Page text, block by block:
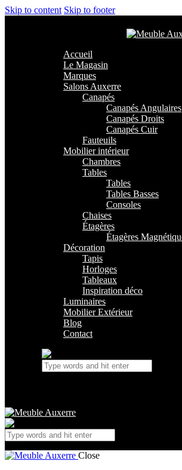
Skip to content Skip to footer
Accueil
Le Magasin
Marques
Salons Auxerre
Canapés
Canapés Angulaires
Canapés Droits
Canapés Cuir
Fauteuils
Mobilier intérieur
Chambres
Tables
Tables
Tables Basses
Consoles
Chaises
Étagères
Étagères
Décoration
Tapis
Horloges
Tableaux
Inspiration déco
Luminaires
Mobilier Extérieur
Blog
Contact
Close